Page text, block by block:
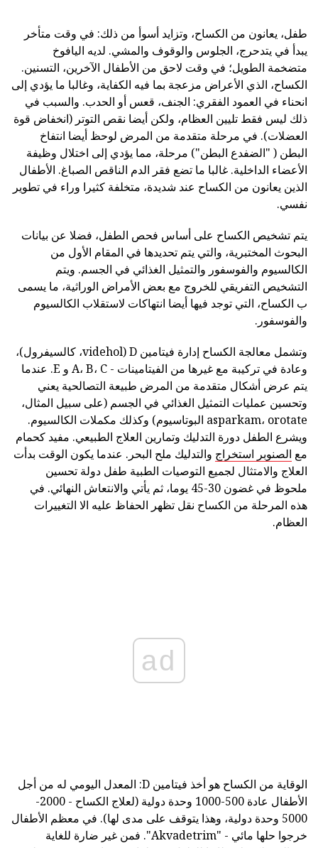
طفل، يعانون من الكساح، وتزايد أسوأ من ذلك: في وقت متأخر
يبدأ في يتدحرج، الجلوس والوقوف والمشي. لديه اليافوخ
متضخمة الطويل؛ في وقت لاحق من الأطفال الآخرين، التسنين.
الكساح، الذي الأعراض مزعجة بما فيه الكفاية، وغالبا ما يؤدي إلى
انحناء في العمود الفقري: الجنف، قعس أو الحدب. والسبب في
ذلك ليس فقط تليين العظام، ولكن أيضا نقص التوتر (انخفاض قوة
العضلات). في مرحلة متقدمة من المرض لوحظ أيضا انتفاخ
البطن ( "الضفدع البطن") مرحلة، مما يؤدي إلى اختلال وظيفة
الأعضاء الداخلية. غالبا ما تضع فقر الدم الناقص الصباغ. الأطفال
الذين يعانون من الكساح عند شديدة، متخلفة كثيرا وراء في تطوير
نفسي.
يتم تشخيص الكساح على أساس فحص الطفل، فضلا عن بيانات
البحوث المختبرية، والتي يتم تحديدها في المقام الأول من
الكالسيوم والفوسفور والتمثيل الغذائي في الجسم. ويتم
التشخيص التفريقي للخروج مع بعض الأمراض الوراثية، ما يسمى
ب الكساح، التي توجد فيها أيضا انتهاكات لاستقلاب الكالسيوم
والفوسفور.
وتشمل معالجة الكساح إدارة فيتامين D (videhol، كالسيفرول)،
وعادة في تركيبة مع غيرها من الفيتامينات - A، B، C و E. عندما
يتم عرض أشكال متقدمة من المرض طبيعة التصالحية يعني
وتحسين عمليات التمثيل الغذائي في الجسم (على سبيل المثال،
asparkam، orotate البوتاسيوم) وكذلك مكملات الكالسيوم.
ويشرع الطفل دورة التدليك وتمارين العلاج الطبيعي. مفيد كحمام
مع الصنوبر استخراج والتدليك ملح البحر. عندما يكون الوقت بدأت
العلاج والامتثال لجميع التوصيات الطبية طفل دولة تحسين
ملحوظ في غضون 30-45 يوما، ثم يأتي والانتعاش النهائي. في
هذه المرحلة من الكساح نقل تظهر الحفاظ عليه الا التغييرات
العظام.
ad
الوقاية من الكساح هو أخذ فيتامين D: المعدل اليومي له من أجل
الأطفال عادة 500-1000 وحدة دولية (لعلاج الكساح - 2000-
5000 وحدة دولية، وهذا يتوقف على مدى لها). في معظم الأطفال
خرجوا حلها مائي - "Akvadetrim". فمن غير ضارة للغاية